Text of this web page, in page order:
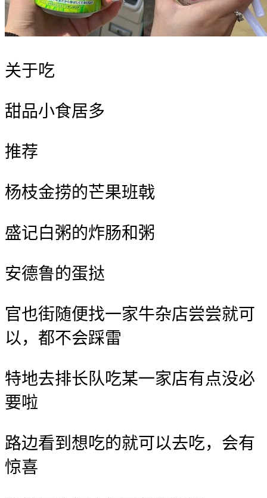
关于吃
甜品小食居多
推荐
杨枝金捞的芒果班戟
盛记白粥的炸肠和粥
安德鲁的蛋挞
官也街随便找一家牛杂店尝尝就可
以，都不会踩雷
特地去排长队吃某一家店有点没必
要啦
路边看到想吃的就可以去吃，会有
惊喜